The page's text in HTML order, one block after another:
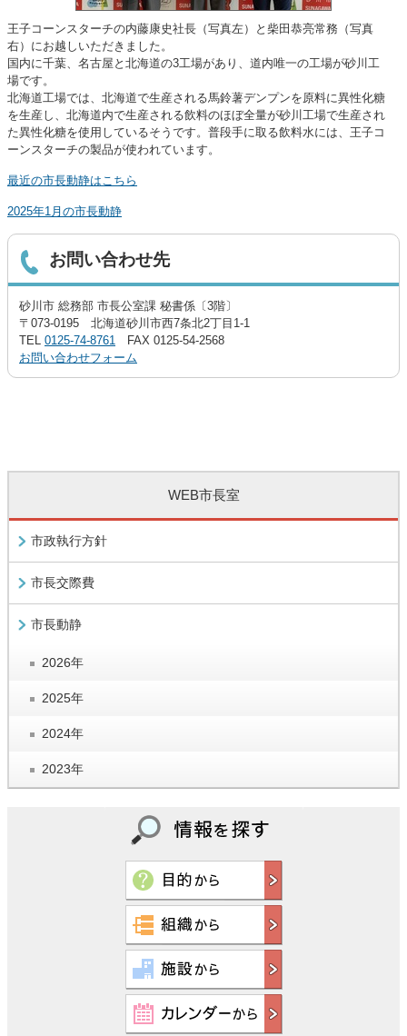
王子コーンスターチの内藤康史社長（写真左）と柴田恭亮常務（写真
右）にお越しいただきました。
国内に千葉、名古屋と北海道の3工場があり、道内唯一の工場が砂川工
場です。
北海道工場では、北海道で生産される馬鈴薯デンプンを原料に異性化糖
を生産し、北海道内で生産される飲料のほぼ全量が砂川工場で生産され
た異性化糖を使用しているそうです。普段手に取る飲料水には、王子コ
ーンスターチの製品が使われています。
最近の市長動静はこちら
2025年1月の市長動静
お問い合わせ先
砂川市 総務部 市長公室課 秘書係〔3階〕
〒073-0195 北海道砂川市西7条北2丁目1-1
TEL 0125-74-8761 FAX 0125-54-2568
お問い合わせフォーム
WEB市長室
市政執行方針
市長交際費
市長動静
2026年
2025年
2024年
2023年